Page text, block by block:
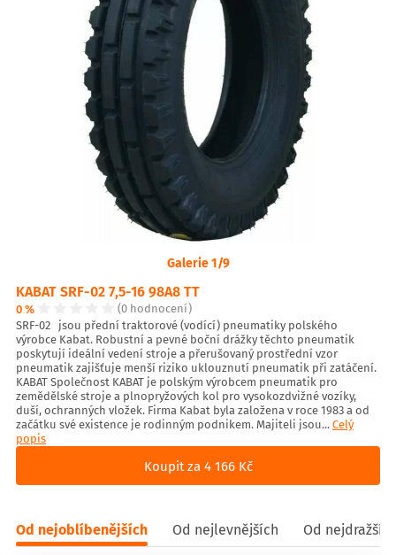
Galerie 1/9
KABAT SRF-02 7,5-16 98A8 TT
0 %
(0 hodnocení)
SRF-02 jsou přední traktorové (vodící) pneumatiky polského
výrobce Kabat. Robustní a pevné boční drážky těchto pneumatik
poskytují ideální vedení stroje a přerušovaný prostřední vzor
pneumatik zajišťuje menší riziko uklouznutí pneumatik při zatáčení.
KABAT Společnost KABAT je polským výrobcem pneumatik pro
zemědělské stroje a plnopryžových kol pro vysokozdvižné vozíky,
duší, ochranných vložek. Firma Kabat byla založena v roce 1983 a od
začátku své existence je rodinným podnikem. Majiteli jsou...Celý
popis
Koupit za 4 166 Kč
Od nejoblíbenějších Od nejlevnějších Od